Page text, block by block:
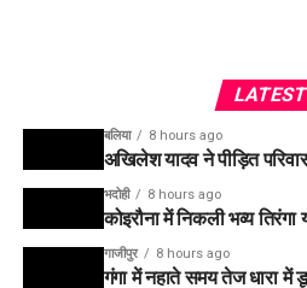
LATEST
बलिया 8 hours ago
अखिलेश यादव ने पीड़ित
भदोही 8 hours ago
कोइरौना में निकली भव्य
गाजीपुर 8 hours ago
गंगा में नहाते समय तेज धारा में